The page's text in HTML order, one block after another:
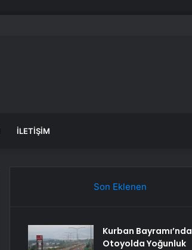
İLETIŞIM
Son Eklenen
Kurban Bayramı’nda
Otoyolda Yoğunluk